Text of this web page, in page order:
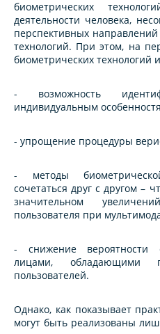
биометрических
деятельности человека,
перспективных
технологий. При этом, на
биометрических технологий
- возможность
индивидуальным
- упрощение процедуры
- методы
сочетаться друг с другом –
значительном
пользователя при
- снижение вероятности
лицами, обладающими
пользователей.
Однако, как показывает
могут быть реализованы